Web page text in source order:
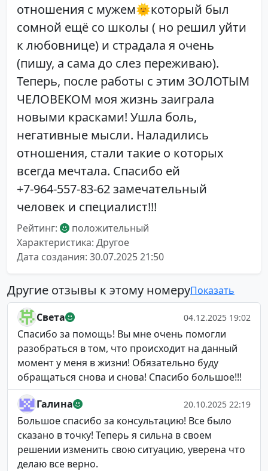
отношения с мужем🌞который был
сомной ещё со школы ( но решил уйти
к любовнице) и страдала я очень
(пишу, а сама до слез переживаю).
Теперь, после работы с этим ЗОЛОТЫМ
ЧЕЛОВЕКОМ моя жизнь заиграла
новыми красками! Ушла боль,
негативные мысли. Наладились
отношения, стали такие о которых
всегда мечтала. Спасибо ей
+7-964-557-83-62 замечательный
человек и специалист!!!
Рейтинг:
положительный
Характеристика: Другое
Дата создания: 30.07.2025 21:50
Другие отзывы к этому номеруПоказать
Света 04.12.2025 19:02
Спасибо за помощь! Вы мне очень помогли
разобраться в том, что происходит на данный
момент у меня в жизни! Обязательно буду
обращаться снова и снова! Спасибо большое!!!
Галина 20.10.2025 22:19
Большое спасибо за консультацию! Все было
сказано в точку! Теперь я сильна в своем
решении изменить свою ситуацию, уверена что
делаю все верно.